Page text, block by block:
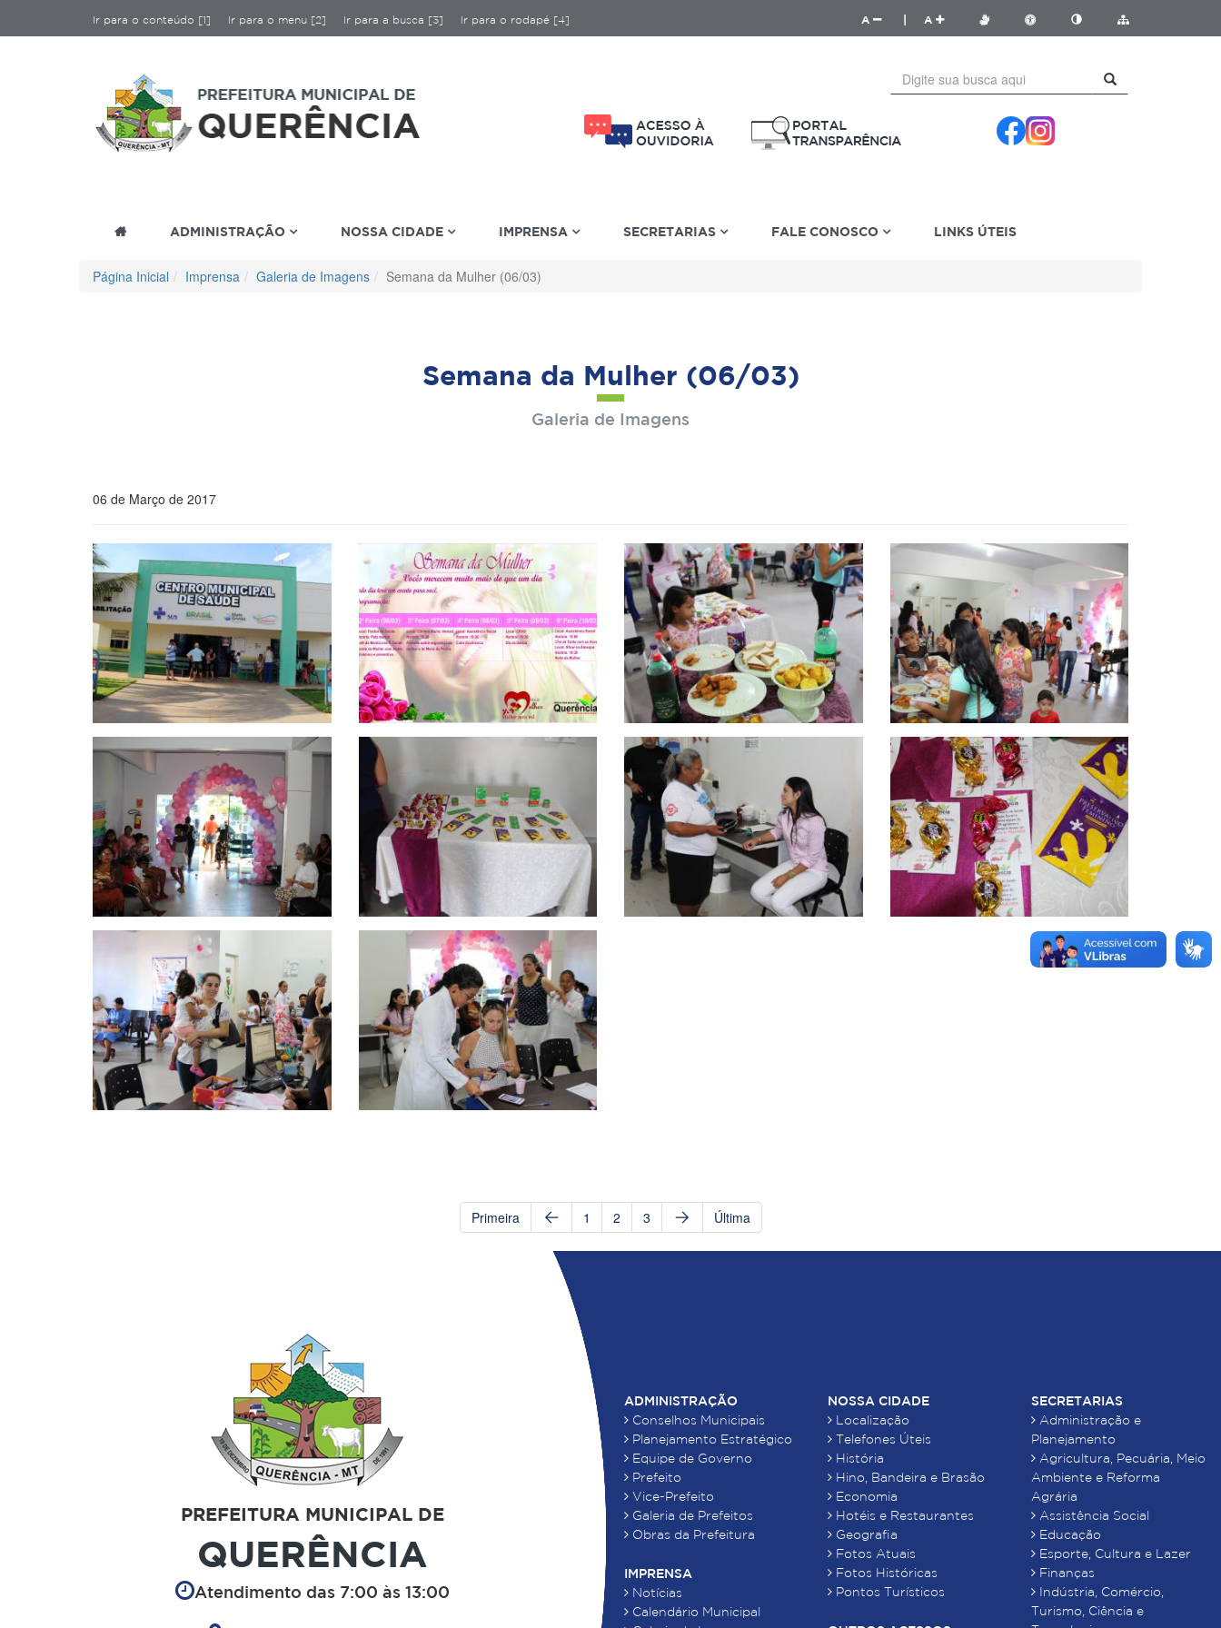
Ir para o conteúdo [1] Ir para o menu [2] Ir para a busca [3] Ir para o rodapé [4] A A
ADMINISTRAÇÃO NOSSA CIDADE IMPRENSA SECRETARIAS FALE CONOSCO LINKS ÚTEIS
Página Inicial Imprensa Galeria de Imagens Semana da Mulher (06/03)
Semana da Mulher (06/03)
Galeria de Imagens
06 de Março de 2017
Primeira 1 2 3 Última
PREFEITURA MUNICIPAL DE
QUERÊNCIA
Atendimento das 7:00 às 13:00
ADMINISTRAÇÃO
Conselhos Municipais
Planejamento Estratégico
Equipe de Governo
Prefeito
Vice-Prefeito
Galeria de Prefeitos
Obras da Prefeitura
IMPRENSA
Notícias
Calendário Municipal
NOSSA CIDADE
Localização
Telefones Úteis
História
Hino, Bandeira e Brasão
Economia
Hotéis e Restaurantes
Geografia
Fotos Atuais
Fotos Históricas
Pontos Turísticos
SECRETARIAS
Administração e
Planejamento
Agricultura, Pecuária, Meio
Ambiente e Reforma
Agrária
Assistência Social
Educação
Esporte, Cultura e Lazer
Finanças
Indústria, Comércio,
Turismo, Ciência e